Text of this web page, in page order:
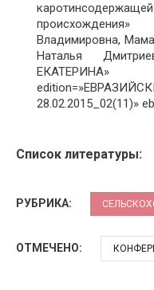
Владимировна,
Наталья
ЕКАТЕРИНА»
28.02.2015_02(11)»
Список литературы:
РУБРИКА:
ОТМЕЧЕНО: